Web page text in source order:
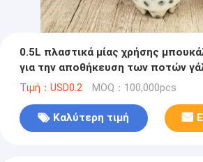
0.5L πλαστικά μίας χρήσης
για την αποθήκευση των ποτών
Τιμή：USD0.2 MOQ：100,000pcs
Καλύτερη τιμή